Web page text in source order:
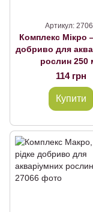
Артикул:
Комплекс Мікро
добриво для
рослин 250
114 грн
Купити